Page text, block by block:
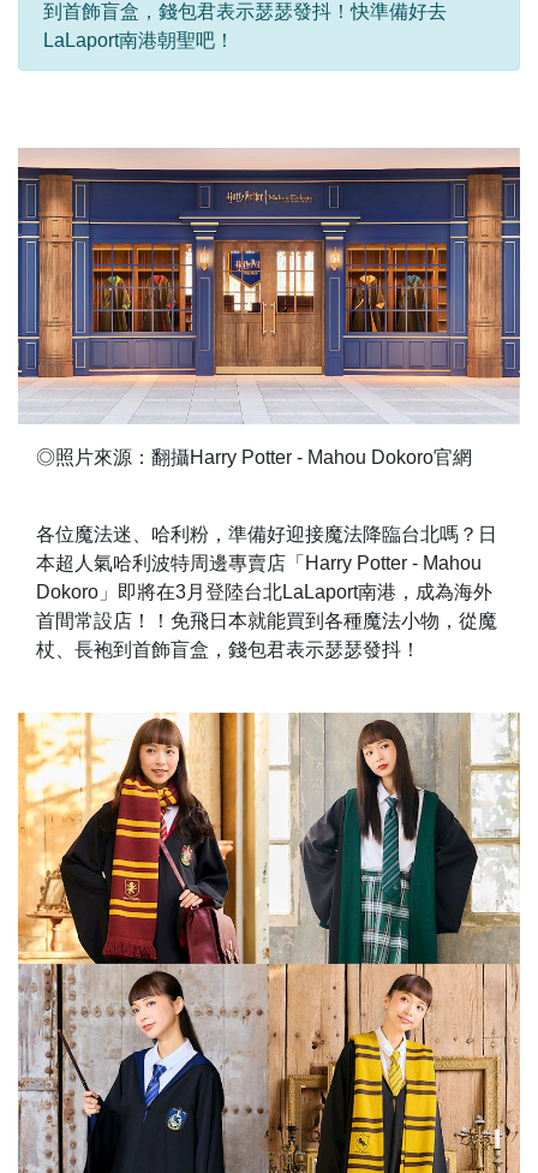
到首飾盲盒，錢包君表示瑟瑟發抖！快準備好去
LaLaport南港朝聖吧！
◎照片來源：翻攝Harry Potter - Mahou Dokoro官網
各位魔法迷、哈利粉，準備好迎接魔法降臨台北嗎？日
本超人氣哈利波特周邊專賣店「Harry Potter - Mahou
Dokoro」即將在3月登陸台北LaLaport南港，成為海外
首間常設店！！免飛日本就能買到各種魔法小物，從魔
杖、長袍到首飾盲盒，錢包君表示瑟瑟發抖！